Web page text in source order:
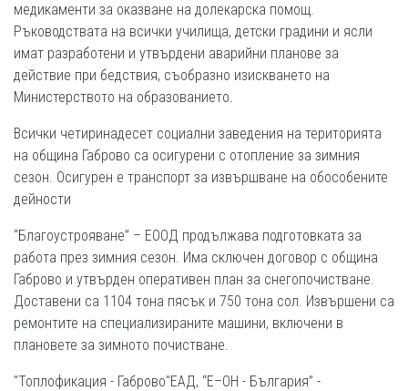
медикаменти за оказване на долекарска помощ.
Ръководствата на всички училища, детски градини и ясли
имат разработени и утвърдени аварийни планове за
действие при бедствия, съобразно изискването на
Министерството на образованието.
Всички четиринадесет социални заведения на територията
на община Габрово са осигурени с отопление за зимния
сезон. Осигурен е транспорт за извършване на обособените
дейности
“Благоустрояване” – ЕООД продължава подготовката за
работа през зимния сезон. Има сключен договор с община
Габрово и утвърден оперативен план за снегопочистване.
Доставени са 1104 тона пясък и 750 тона сол. Извършени са
ремонтите на специализираните машини, включени в
плановете за зимното почистване.
"Топлофикация - Габрово"ЕАД, “Е–ОН - България” -